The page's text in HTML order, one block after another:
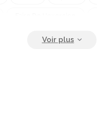
Entraînement